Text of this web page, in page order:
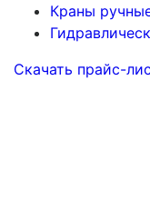
Краны
Скачать прайс-